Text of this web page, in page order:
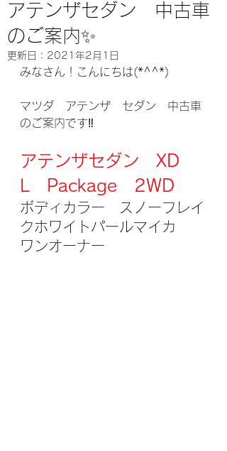
アテンザセダン 中古車
のご案内✨
更新日： 2021年2月1日
みなさん！こんにちは(*^^*)
マツダ　アテンザ　セダン　中古車
のご案内です‼
アテンザセダン　XD
L　Package　2WD
ボディカラー　スノーフレイ
クホワイトパールマイカ
ワンオーナー